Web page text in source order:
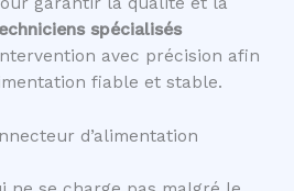
spécialisés
avec précision afin
fiable et stable.
d’alimentation